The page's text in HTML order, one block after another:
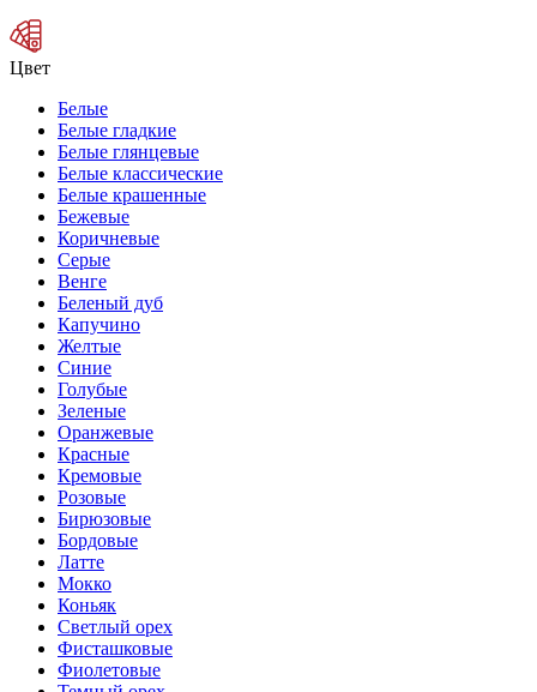
Цвет
Белые
Белые гладкие
Белые глянцевые
Белые классические
Белые крашенные
Бежевые
Коричневые
Серые
Венге
Беленый дуб
Капучино
Желтые
Синие
Голубые
Зеленые
Оранжевые
Красные
Кремовые
Розовые
Бирюзовые
Бордовые
Латте
Мокко
Коньяк
Светлый орех
Фисташковые
Фиолетовые